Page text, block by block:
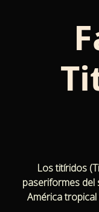
Los titíridos
paseriformes del
América